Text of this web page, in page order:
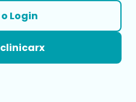
Login